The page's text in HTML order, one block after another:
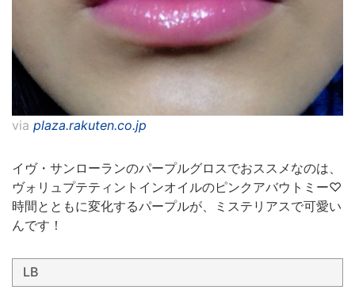
via plaza.rakuten.co.jp
イヴ・サンローランのパープルグロスでおススメなのは、
ヴォリュプテティントインオイルのピンクアバウトミー♡
時間とともに変化するパープルが、ミステリアスで可愛い
んです！
LB